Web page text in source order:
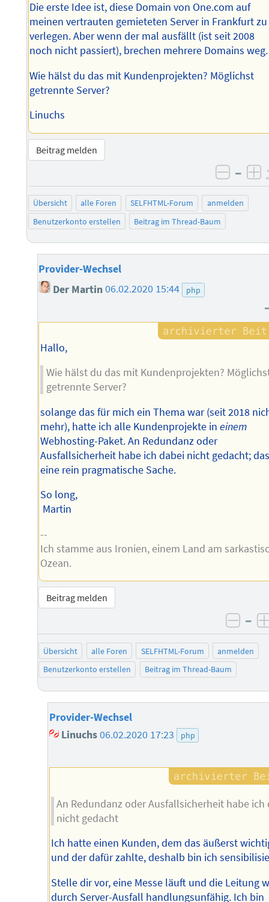
Die erste Idee ist, diese Domain von One.com auf
meinen vertrauten gemieteten Server in Frankfurt zu
verlegen. Aber wenn der mal ausfällt (ist seit 2008
noch nicht passiert), brechen mehrere Domains weg.
Wie hälst du das mit Kundenprojekten? Möglichst
getrennte Server?
Linuchs
Beitrag melden
–
Übersicht alle Foren SELFHTML-Forum
anmelden
Benutzerkonto erstellen
Beitrag im Thread-Baum
Provider-Wechsel
Der Martin06.02.2020 15:44 php
Hallo,
Wie hälst du das mit Kundenprojekten?
getrennte Server?
solange das für mich ein Thema war (seit 2018
mehr), hatte ich alle Kundenprojekte ineinem
Webhosting-Paket. An Redundanz oder
Ausfallsicherheit habe ich dabei nicht gedacht;
eine rein pragmatische Sache.
So long,
Martin
--
Ich stamme aus Ironien, einem Land am
Ozean.
Beitrag melden
–
Übersicht alle Foren SELFHTML-Forum
anmelden
Benutzerkonto erstellen
Beitrag im Thread-Baum
Provider-Wechsel
Linuchs06.02.2020 17:23 php
An Redundanz oder Ausfallsicherheit habe ich
nicht gedacht
Ich hatte einen Kunden, dem das äußerst
und der dafür zahlte, deshalb bin ich
Stelle dir vor, eine Messe läuft und die Leitung
durch Server-Ausfall handlungsunfähig. Ich bin